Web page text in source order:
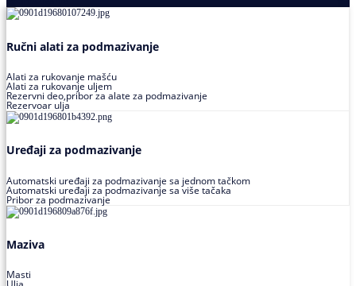
Ručni alati za podmazivanje
Alati za rukovanje mašću
Alati za rukovanje uljem
Rezervni deo,pribor za alate za podmazivanje
Rezervoar ulja
Uređaji za podmazivanje
Automatski uređaji za podmazivanje sa jednom tačkom
Automatski uređaji za podmazivanje sa više tačaka
Pribor za podmazivanje
Maziva
Masti